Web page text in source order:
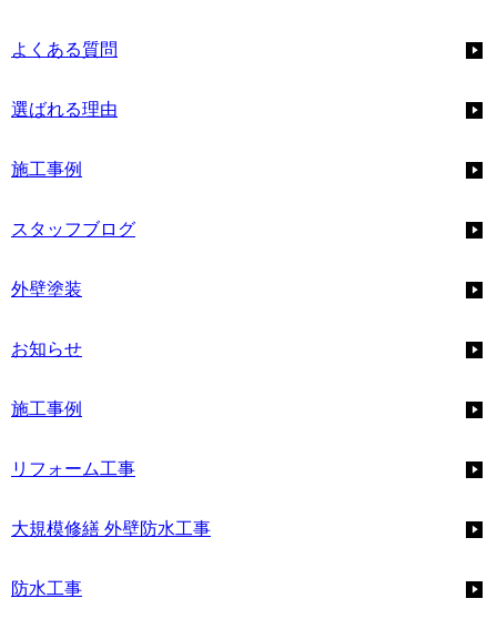
よくある質問
選ばれる理由
施工事例
スタッフブログ
外壁塗装
お知らせ
施工事例
リフォーム工事
大規模修繕 外壁防水工事
防水工事